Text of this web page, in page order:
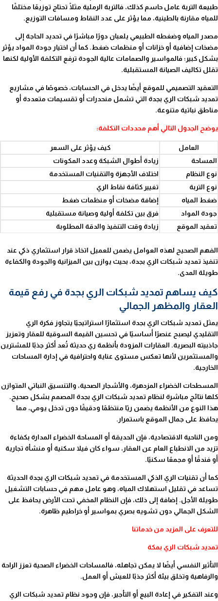
طبيعة التربة عامل حاسم كذلك، فالتربة الرملية مثلًا تحتاج توزيعًا مختلفًا
للمياه مقارنة بالطينية، مما يؤثر على عدد النقاط ومسافات التوزيع.
مصدر المياه وضغطه الطبيعي يلعبان دورًا مباشرًا في تحديد الحاجة إلى
مضخات إضافية أو خزانات أو منظمات ضغط. كما أن اختيار جودة المواد يؤثر
بشكل كبير؛ فالمواسير والصمامات عالية الجودة ترفع التكلفة الأولية لكنها
تقلل تكاليف الصيانة المستقبلية.
التعقيد التصميمي للموقع أيضًا يدخل في الحسابات، خصوصًا في مشاريع
تمديد شبكات الري بجدة التي تشمل منحدرات أو تقسيمات متعددة أو
مناطق نباتية متنوعة.
يوضح الجدول التالي أهم محددات التكلفة:
العامل
كيف يؤثر على السعر
المساحة
زيادة أطوال الشبكة وعدد المكونات
نوع النظام
اختلاف الأجهزة والتقنيات المستخدمة
نوع التربة
تغيير كثافة نقاط الري
ضغط المياه
إضافة مضخات أو منظمات ضغط
جودة المواد
فرق بين تكلفة أولية وصيانة مستقبلية
تعقيد الموقع
زيادة وقت التنفيذ والدقة المطلوبة
الفهم الصحيح لهذه العوامل يضمن للعميل اتخاذ قرار استثماري ذكي عند
تنفيذ تمديد شبكات الري بجدة، بحيث يوازن بين الميزانية والجودة والكفاءة
طويلة المدى.
كيف يساهم تمديد شبكات الري بجدة في رفع قيمة
العقار والمظهر الجمالي
يمثل تمديد شبكات الري بجدة استثمارًا استراتيجيًا يتجاوز فكرة الري
التقليدي ليصبح عنصرًا أساسيًا في تحسين القيمة السوقية للعقار وتعزيز
جاذبيته البصرية. العقارات المزودة بأنظمة ري حديثة تُعد أكثر جذبًا للمشترين
والمستثمرين لأنها تعكس مستوى عناية واحترافية في إدارة المساحات
الخارجية.
المسطحات الخضراء المزدهرة، والأشجار الصحية، والتنسيق النباتي المتوازن
كلها نتائج مباشرة لنظام تمديد شبكات الري بجدة المصمم بشكل صحيح.
هذا النوع من الأنظمة يضمن ريًا منتظمًا ودقيقًا دون تدخل يومي، مما
يحافظ على جمال الموقع باستمرار.
ومن الناحية الاقتصادية، فإن الحديقة أو المساحة الخضراء المدارة بكفاءة
تزيد من الانطباع العام عن العقار، سواء كان فيلا سكنية أو منشأة تجارية
أو فندقًا أو مجمعًا سكنيًا.
كما أن تقنيات الري الذكي المستخدمة في تمديد شبكات الري بجدة الحديثة
تساعد في تقليل استهلاك المياه، وهو عامل مهم في حسابات التشغيل
طويلة الأجل. إضافة إلى ذلك، فإن النظام المخفي تحت الأرض يحافظ على
الشكل الجمالي دون تشويه بصري بمواسير أو خراطيم ظاهرة.
للتعرف على المزيد من خدماتنا
تمديد شبكات الري بمكة
التأثير النفسي أيضًا لا يمكن تجاهله، فالمساحات الخضراء الصحية تعزز الراحة
والرفاهية وتخلق بيئة أكثر جذبًا للعيش أو العمل.
وعند التفكير في إعادة البيع أو التأجير، فإن وجود نظام تمديد شبكات الري